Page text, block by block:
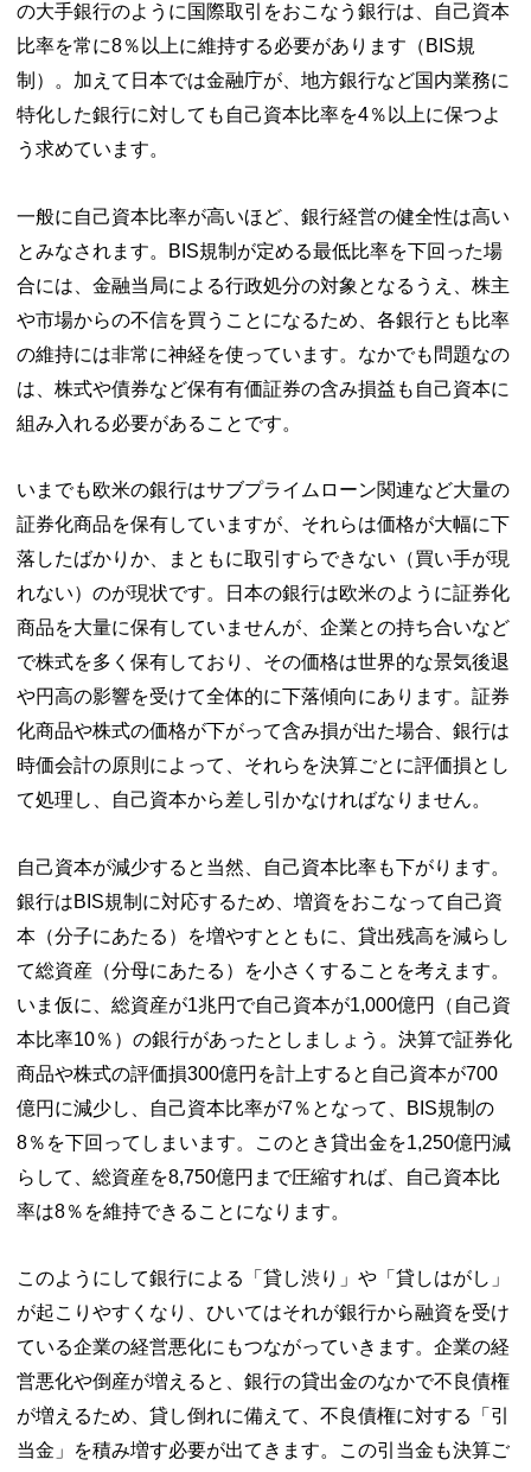
の大手銀行のように国際取引をおこなう銀行は、自己資本
比率を常に8％以上に維持する必要があります（BIS規
制）。加えて日本では金融庁が、地方銀行など国内業務に
特化した銀行に対しても自己資本比率を4％以上に保つよ
う求めています。
一般に自己資本比率が高いほど、銀行経営の健全性は高い
とみなされます。BIS規制が定める最低比率を下回った場
合には、金融当局による行政処分の対象となるうえ、株主
や市場からの不信を買うことになるため、各銀行とも比率
の維持には非常に神経を使っています。なかでも問題なの
は、株式や債券など保有有価証券の含み損益も自己資本に
組み入れる必要があることです。
いまでも欧米の銀行はサブプライムローン関連など大量の
証券化商品を保有していますが、それらは価格が大幅に下
落したばかりか、まともに取引すらできない（買い手が現
れない）のが現状です。日本の銀行は欧米のように証券化
商品を大量に保有していませんが、企業との持ち合いなど
で株式を多く保有しており、その価格は世界的な景気後退
や円高の影響を受けて全体的に下落傾向にあります。証券
化商品や株式の価格が下がって含み損が出た場合、銀行は
時価会計の原則によって、それらを決算ごとに評価損とし
て処理し、自己資本から差し引かなければなりません。
自己資本が減少すると当然、自己資本比率も下がります。
銀行はBIS規制に対応するため、増資をおこなって自己資
本（分子にあたる）を増やすとともに、貸出残高を減らし
て総資産（分母にあたる）を小さくすることを考えます。
いま仮に、総資産が1兆円で自己資本が1,000億円（自己資
本比率10％）の銀行があったとしましょう。決算で証券化
商品や株式の評価損300億円を計上すると自己資本が700
億円に減少し、自己資本比率が7％となって、BIS規制の
8％を下回ってしまいます。このとき貸出金を1,250億円減
らして、総資産を8,750億円まで圧縮すれば、自己資本比
率は8％を維持できることになります。
このようにして銀行による「貸し渋り」や「貸しはがし」
が起こりやすくなり、ひいてはそれが銀行から融資を受け
ている企業の経営悪化にもつながっていきます。企業の経
営悪化や倒産が増えると、銀行の貸出金のなかで不良債権
が増えるため、貸し倒れに備えて、不良債権に対する「引
当金」を積み増す必要が出てきます。この引当金も決算ご